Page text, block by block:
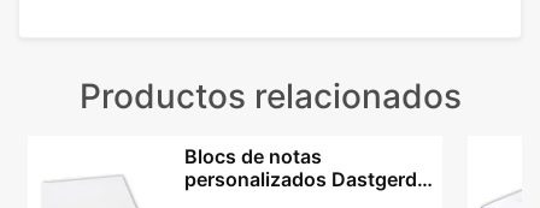
Productos relacionados
Blocs de notas
personalizados Dastgerd